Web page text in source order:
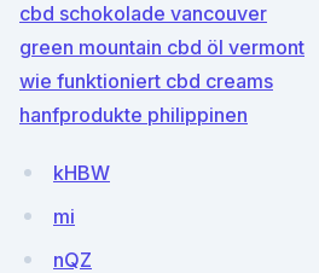
cbd schokolade vancouver
green mountain cbd öl vermont
wie funktioniert cbd creams
hanfprodukte philippinen
kHBW
mi
nQZ